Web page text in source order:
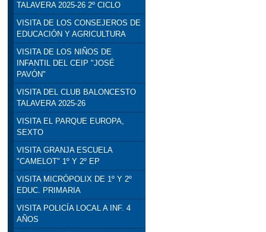
TALAVERA 2025-26 2º CICLO
VISITA DE LOS CONSEJEROS DE
EDUCACIÓN Y AGRICULTURA
VISITA DE LOS NIÑOS DE
INFANTIL DEL CEIP "JOSÉ
PAVÓN"
VISITA DEL CLUB BALONCESTO
TALAVERA 2025-26
VISITA EL PARQUE EUROPA,
SEXTO
VISITA GRANJA ESCUELA
"CAMELOT" 1º Y 2º EP
VISITA MICRÓPOLIX DE 1º Y 2º
EDUC. PRIMARIA
VISITA POLICÍA LOCAL A INF. 4
AÑOS